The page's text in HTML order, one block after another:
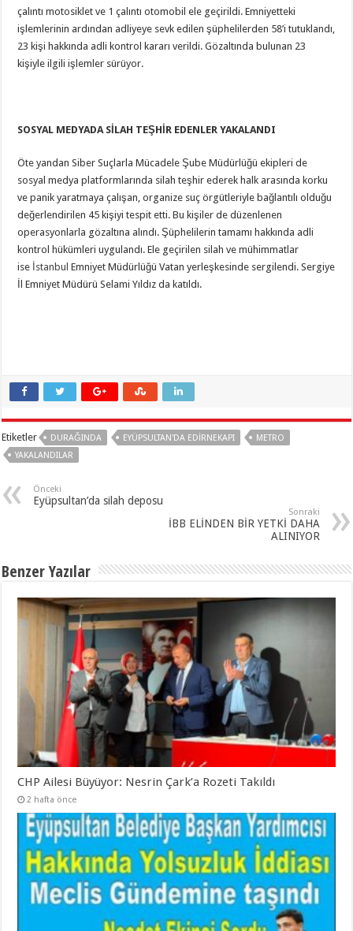
çalıntı motosiklet ve 1 çalıntı otomobil ele geçirildi. Emniyetteki
işlemlerinin ardından adliyeye sevk edilen şüphelilerden 58’i tutuklandı,
23 kişi hakkında adli kontrol kararı verildi. Gözaltında bulunan 23
kişiyle ilgili işlemler sürüyor.
SOSYAL MEDYADA SİLAH TEŞHİR EDENLER YAKALANDI
Öte yandan Siber Suçlarla Mücadele Şube Müdürlüğü ekipleri de
sosyal medya platformlarında silah teşhir ederek halk arasında korku
ve panik yaratmaya çalışan, organize suç örgütleriyle bağlantılı olduğu
değerlendirilen 45 kişiyi tespit etti. Bu kişiler de düzenlenen
operasyonlarla gözaltına alındı. Şüphelilerin tamamı hakkında adli
kontrol hükümleri uygulandı. Ele geçirilen silah ve mühimmatlar
ise İstanbul Emniyet Müdürlüğü Vatan yerleşkesinde sergilendi. Sergiye
İl Emniyet Müdürü Selami Yıldız da katıldı.
Etiketler DURAĞINDA EYÜPSULTAN'DA EDIRNEKAPI
METRO
YAKALANDILAR
Önceki
Eyüpsultan’da silah deposu
Sonraki
İBB ELİNDEN BİR YETKİ DAHA
ALINIYOR
Benzer Yazılar
CHP Ailesi Büyüyor: Nesrin Çark’a Rozeti Takıldı
2 hafta önce